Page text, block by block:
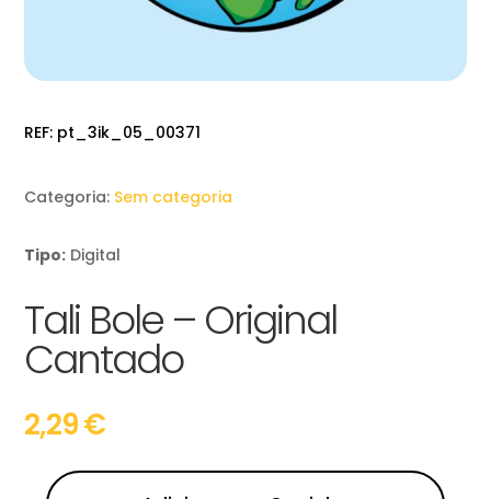
REF: pt_3ik_05_00371
Categoria: Sem categoria
Tipo: Digital
Tali Bole – Original
Cantado
2,29€